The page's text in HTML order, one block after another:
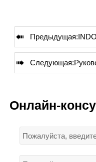
 Предыдущая:
 Следующая:
Онлайн-